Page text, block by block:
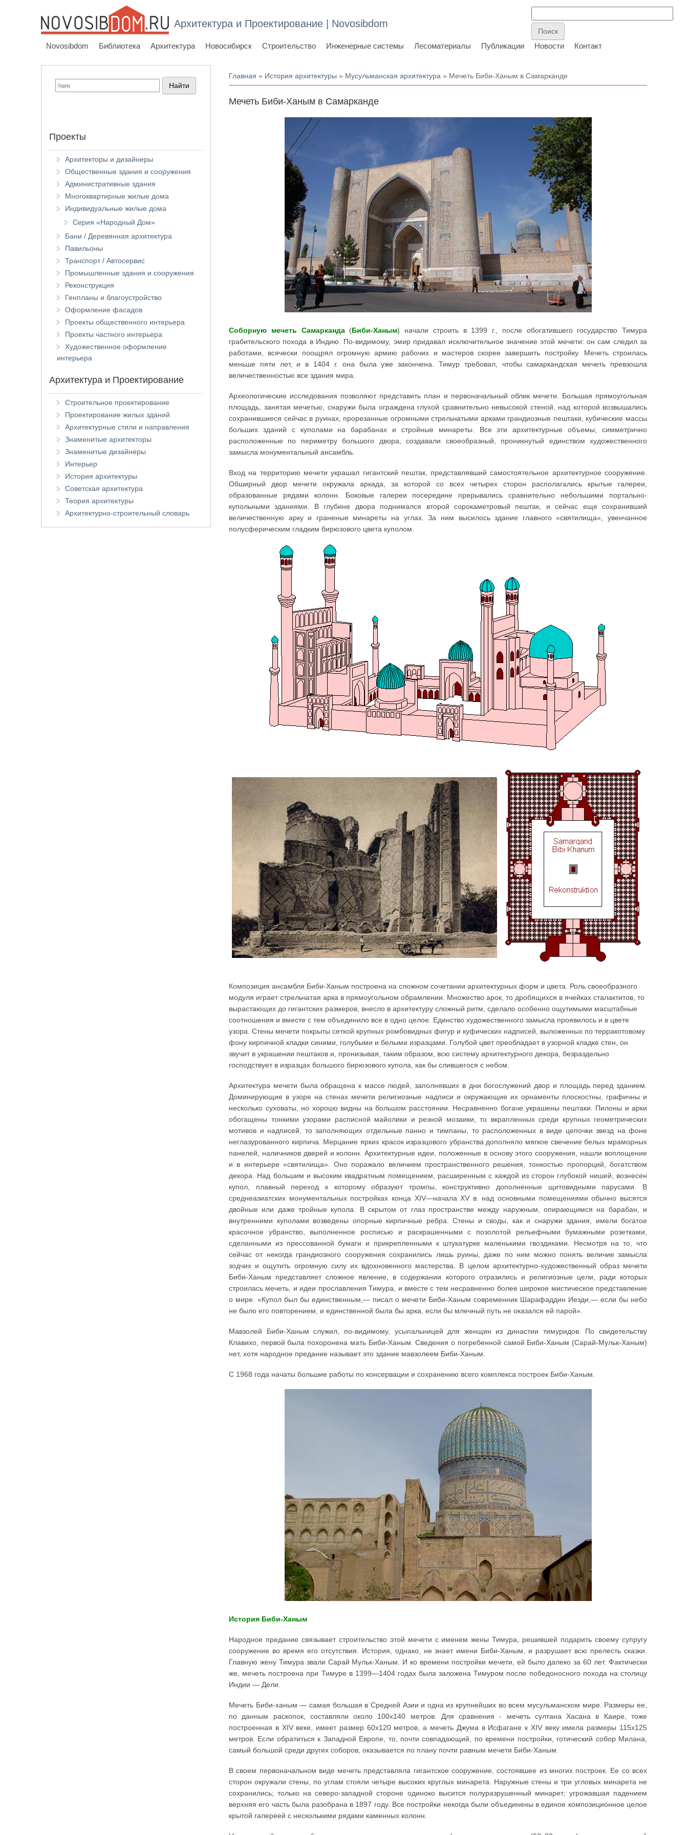
Архитектура и Проектирование | Novosibdom
Novosibdom Библиотека Архитектура Новосибирск Строительство Инженерные системы Лесоматериалы Публикации Новости Контакт
Вы здесь
Главная » История архитектуры » Мусульманская архитектура » Мечеть Биби-Ханым в Самарканде
Мечеть Биби-Ханым в Самарканде
Соборную мечеть Самарканда(Биби-Ханым) начали строить в 1399 г., после обогатившего государство Тимура
грабительского похода в Индию. По-видимому, эмир придавал исключительное значение этой мечети: он сам следил за
работами, всячески поощрял огромную армию рабочих и мастеров скорее завершить постройку. Мечеть строилась
меньше пяти лет, и в 1404 г. она была уже закончена. Тимур требовал, чтобы самаркандская мечеть превзошла
величественностью все здания мира.
Археологические исследования позволяют представить план и первоначальный облик мечети. Большая прямоугольная
площадь, занятая мечетью, снаружи была ограждена глухой сравнительно невысокой стеной, над которой возвышались
сохранившиеся сейчас в руинах, прорезанные огромными стрельчатыми арками грандиозные пештаки, кубические массы
больших зданий с куполами на барабанах и стройные минареты. Все эти архитектурные объемы, симметрично
расположенные по периметру большого двора, создавали своеобразный, проникнутый единством художественного
замысла монументальный ансамбль.
Вход на территорию мечети украшал гигантский пештак, представлявший самостоятельное архитектурное сооружение.
Обширный двор мечети окружала аркада, за которой со всех четырех сторон располагались крытые галереи,
образованные рядами колонн. Боковые галереи посередине прерывались сравнительно небольшими портально-
купольными зданиями. В глубине двора поднимался второй сорокаметровый пештак, и сейчас еще сохранивший
величественную арку и граненые минареты на углах. За ним высилось здание главного «святилища», увенчанное
полусферическим гладким бирюзового цвета куполом.
Композиция ансамбля Биби-Ханым построена на сложном сочетании архитектурных форм и цвета. Роль своеобразного
модуля играет стрельчатая арка в прямоугольном обрамлении. Множество арок, то дробящихся в ячейках сталактитов, то
вырастающих до гигантских размеров, внесло в архитектуру сложный ритм, сделало особенно ощутимыми масштабные
соотношения и вместе с тем объединило все в одно целое. Единство художественного замысла проявилось и в цвете
узора. Стены мечети покрыты сеткой крупных ромбовидных фигур и куфических надписей, выложенных по терракотовому
фону кирпичной кладки синими, голубыми и белыми изразцами. Голубой цвет преобладает в узорной кладке стен, он
звучит в украшении пештаков и, пронизывая, таким образом, всю систему архитектурного декора, безраздельно
господствует в изразцах большого бирюзового купола, как бы слившегося с небом.
Архитектура мечети была обращена к массе людей, заполнявших в дни богослужений двор и площадь перед зданием.
Доминирующие в узоре на стенах мечети религиозные надписи и окружающие их орнаменты плоскостны, графичны и
несколько суховаты, но хорошо видны на большом расстоянии. Несравненно богаче украшены пештаки. Пилоны и арки
обогащены тонкими узорами расписной майолики и резной мозаики, то вкрапленных среди крупных геометрических
мотивов и надписей, то заполняющих отдельные панно и тимпаны, то расположенных в виде цепочки звезд на фоне
неглазурованного кирпича. Мерцание ярких красок изразцового убранства дополняло мягкое свечение белых мраморных
панелей, наличников дверей и колонн. Архитектурные идеи, положенные в основу этого сооружения, нашли воплощение
и в интерьере «святилища». Оно поражало величием пространственного решения, тонкостью пропорций, богатством
декора. Над большим и высоким квадратным помещением, расширенным с каждой из сторон глубокой нишей, вознесен
купол, плавный переход к которому образуют тромпы, конструктивно дополненные щитовидными парусами. В
среднеазиатских монументальных постройках конца XIV—начала XV в. над основными помещениями обычно высятся
двойные или даже тройные купола. В скрытом от глаз пространстве между наружным, опирающимся на барабан, и
внутренними куполами возведены опорные кирпичные ребра. Стены и своды, как и снаружи здания, имели богатое
красочное убранство, выполненное росписью и раскрашенными с позолотой рельефными бумажными розетками,
сделанными из прессованной бумаги и прикрепленными к штукатурке маленькими гвоздиками. Несмотря на то, что
сейчас от некогда грандиозного сооружения сохранились лишь руины, даже по ним можно понять величие замысла
зодчих и ощутить огромную силу их вдохновенного мастерства. В целом архитектурно-художественный образ мечети
Биби-Ханым представляет сложное явление, в содержании которого отразились и религиозные цели, ради которых
строилась мечеть, и идеи прославления Тимура, и вместе с тем несравненно более широкое мистическое представление
о мире. «Купол был бы единственным,— писал о мечети Биби-Ханым современник Шарафаддин Иезди,— если бы небо
не было его повторением, и единственной была бы арка, если бы млечный путь не оказался ей парой».
Мавзолей Биби-Ханым служил, по-видимому, усыпальницей для женщин из династии тимуридов. По свидетельству
Клавихо, первой была похоронена мать Биби-Ханым. Сведения о погребенной самой Биби-Ханым (Сарай-Мульк-Ханым)
нет, хотя народное предание называет это здание мавзолеем Биби-Ханым.
С 1968 года начаты большие работы по консервации и сохранению всего комплекса построек Биби-Ханым.
История Биби-Ханым
Народное предание связывает строительство этой мечети с именем жены Тимура, решившей подарить своему супругу
сооружение во время его отсутствия. История, однако, не знает имени Биби-Ханым, и разрушает всю прелесть сказки.
Главную жену Тимура звали Сарай Мульк-Ханым. И ко времени постройки мечети, ей было далеко за 60 лет. Фактически
же, мечеть построена при Тимуре в 1399—1404 годах была заложена Тимуром после победоносного похода на столицу
Индии — Дели.
Мечеть Биби-ханым — самая большая в Средней Азии и одна из крупнейших во всем мусульманском мире. Размеры ее,
по данным раскопок, составляли около 100х140 метров. Для сравнения - мечеть султана Хасана в Каире, тоже
построенная в XIV веке, имеет размер 60х120 метров, а мечеть Джума в Исфагане к XIV веку имела размеры 115х125
метров. Если обратиться к Западной Европе, то, почти совпадающий, по времени постройки, готический собор Милана,
самый большой среди других соборов, оказывается по плану почти равным мечети Биби-Ханым.
В своем первоначальном виде мечеть представляла гигантское сооружение, состоявшее из многих построек. Ее со всех
сторон окружали стены, по углам стояли четыре высоких круглых минарета. Наружные стены и три угловых минарета не
сохранились; только на северо-западной стороне одиноко высится полуразрушенный минарет; угрожавшая падением
верхняя его часть была разобрана в 1897 году. Все постройки некогда были объединены в единое композиционное целое
крытой галереей с несколькими рядами каменных колонн.
Проекты
Архитекторы и дизайнеры
Общественные здания и сооружения
Административные здания
Многоквартирные жилые дома
Индивидуальные жилые дома
Серия «Народный Дом»
Бани / Деревянная архитектура
Павильоны
Транспорт / Автосервис
Промышленные здания и сооружения
Реконструкция
Генпланы и благоустройство
Оформление фасадов
Проекты общественного интерьера
Проекты частного интерьера
Художественное оформление
интерьера
Архитектура и Проектирование
Строительное проектирование
Проектирование жилых зданий
Архитектурные стили и направления
Знаменитые архитекторы
Знаменитые дизайнеры
Интерьер
История архитектуры
Советская архитектура
Теория архитектуры
Архитектурно-строительный словарь